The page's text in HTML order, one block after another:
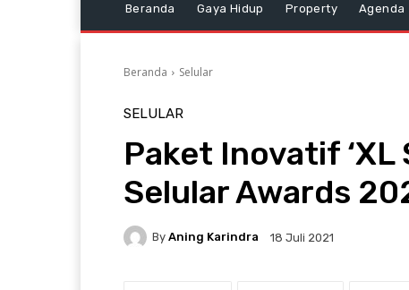
Beranda Gaya Hidup Property Agenda
Beranda Selular
SELULAR
Paket Inovatif ‘XL
Selular Awards
By Aning Karindra 18 Juli 2021